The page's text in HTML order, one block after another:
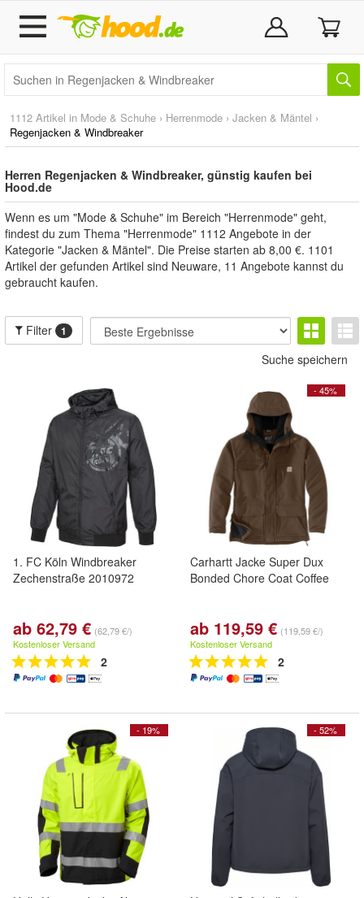
1112 Artikel in Mode & Schuhe › Herrenmode › Jacken & Mäntel ›
Regenjacken & Windbreaker
Herren Regenjacken & Windbreaker, günstig kaufen bei
Hood.de
Wenn es um "Mode & Schuhe" im Bereich "Herrenmode" geht,
findest du zum Thema "Herrenmode" 1112 Angebote in der
Kategorie "Jacken & Mäntel". Die Preise starten ab 8,00 €. 1101
Artikel der gefunden Artikel sind Neuware, 11 Angebote kannst du
gebraucht kaufen.
Filter 1
Suche speichern
1. FC Köln Windbreaker
Zechenstraße 2010972
ab 62,79 € (62,79 €/)
Kostenloser Versand
2
- 45%
Carhartt Jacke Super Dux
Bonded Chore Coat Coffee
ab 119,59 € (119,59 €/)
Kostenloser Versand
2
- 19% - 52%